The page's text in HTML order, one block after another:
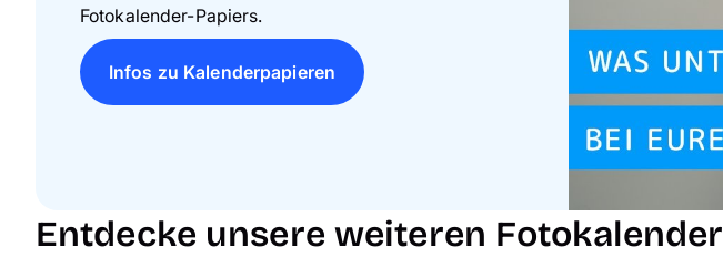
Fotokalender-Papiers.
Infos zu Kalenderpapieren
Entdecke unsere weiteren Fotokalender